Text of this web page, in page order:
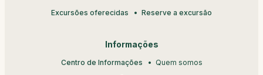
Excursões oferecidas Reserve a excursão
Informações
Centro de Informações Quem somos